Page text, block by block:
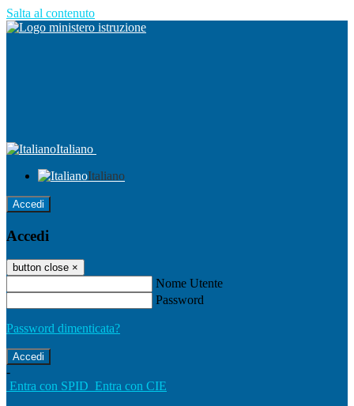
Salta al contenuto
Italiano
Italiano
Accedi
Accedi
button close ×
Nome Utente
Password
Password dimenticata?
-
Entra con SPID Entra con CIE